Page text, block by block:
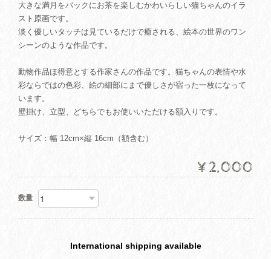
大きな満月をバックにお茶を楽しむかわいらしい猫ちゃんのイラ
スト原画です。
淡く優しいタッチは見ているだけで癒される、絵本の世界のワン
シーンのような作品です。
動物作品ほ得意とする作家さんの作品です。猫ちゃんの表情や水
彩ならではの色彩、絵の細部にまで優しさが宿った一枚になって
います。
壁掛け、立型、どちらでもお使いいただける額入りです。
サイズ：幅 12cm×縦 16cm（額含む）
¥2,000
数量
International shipping available